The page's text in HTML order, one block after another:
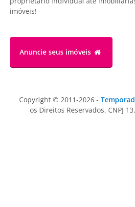
imóveis!
Anuncie seus imóveis
Copyright © 2011-2026 -
os Direitos Reservados. CNPJ